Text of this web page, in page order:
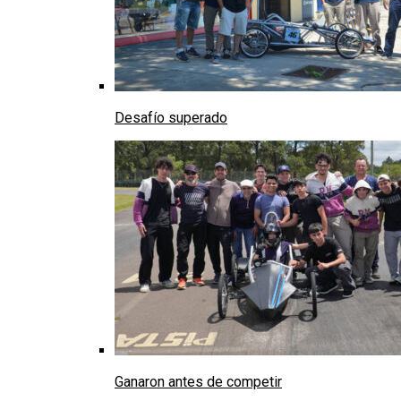
Desafío superado
Ganaron antes de competir